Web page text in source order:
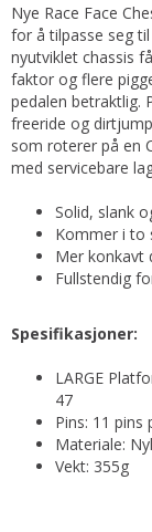
Nye Race Face
for å tilpasse seg
nyutviklet chassis
faktor og flere
pedalen betraktlig.
freeride og
som roterer på en
med servicebare
Solid, slank
Kommer i to
Mer konkavt
Fullstendig
Spesifikasjoner:
LARGE
47
Pins: 11 pins
Materiale:
Vekt: 355g